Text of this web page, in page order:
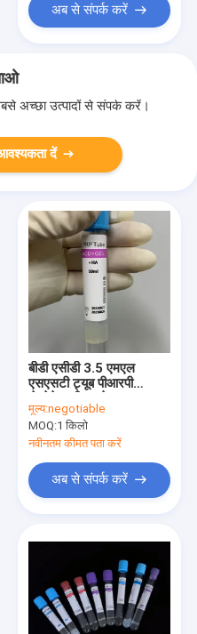
अब से संपर्क करें
अच्छा उत्पादों से संपर्क करें।
दें
बीडी एसीडी 3.5 एमएल
एसएसटी ट्यूब पीआरपी
मूल्य:negotiable
MOQ:1 किलो
नवीनतम कीमत पता करें
अब से संपर्क करें